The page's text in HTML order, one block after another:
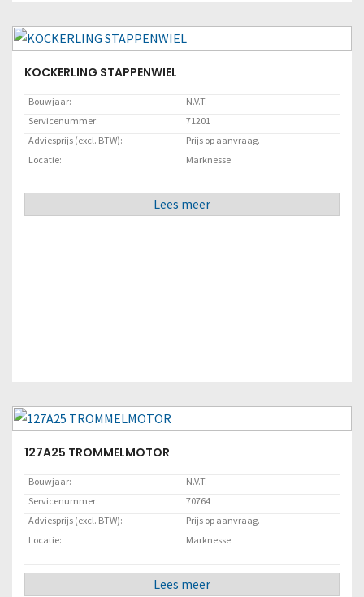
Lees meer
KOCKERLING STAPPENWIEL
Bouwjaar:
N.V.T.
Servicenummer:
71201
Adviesprijs (excl. BTW):
Prijs op aanvraag.
Locatie:
Marknesse
Lees meer
127A25 TROMMELMOTOR
Bouwjaar:
N.V.T.
Servicenummer:
70764
Adviesprijs (excl. BTW):
Prijs op aanvraag.
Locatie:
Marknesse
Lees meer